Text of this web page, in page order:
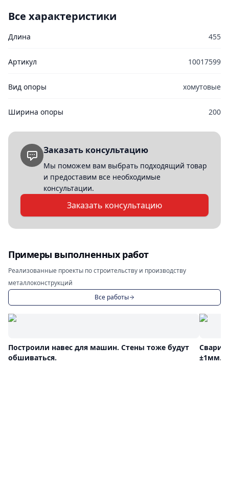
Все характеристики
Длина 455
Артикул 10017599
Вид опоры хомутовые
Ширина опоры 200
Заказать консультацию
Мы поможем вам выбрать подходящий товар
и предоставим все необходимые
консультации.
Заказать консультацию
Примеры выполненных работ
Реализованные проекты по строительству и производству
металлоконструкций
Все работы
Построили навес для машин. Стены тоже будут
обшиваться.
±1мм.